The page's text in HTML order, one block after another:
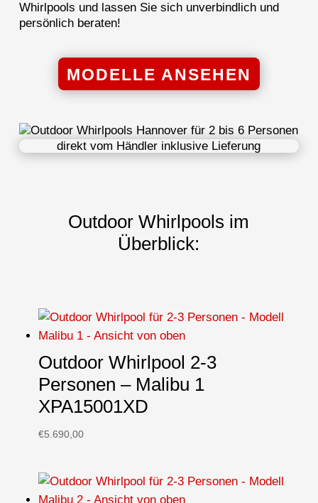
Whirlpools und lassen Sie sich unverbindlich und
persönlich beraten!
MODELLE ANSEHEN
Outdoor Whirlpools im
Überblick:
Outdoor Whirlpool 2-3
Personen – Malibu 1
XPA15001XD
€5.690,00